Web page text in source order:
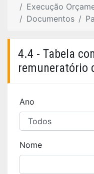
Execução
Documentos
4.4 - Tabela
remuneratório
Ano
Nome